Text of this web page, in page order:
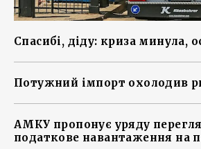
Спасибі, діду: криза минула,
Потужний імпорт охолодив
АМКУ пропонує уряду
податкове навантаження на